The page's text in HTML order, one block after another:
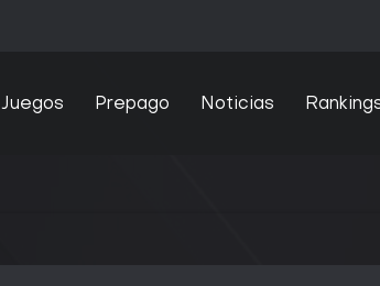
Juegos Prepago Noticias